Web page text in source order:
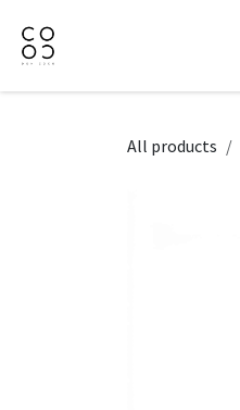
All products